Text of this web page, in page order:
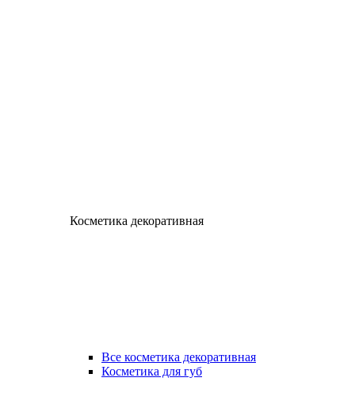
Косметика декоративная
Все косметика декоративная
Косметика для губ